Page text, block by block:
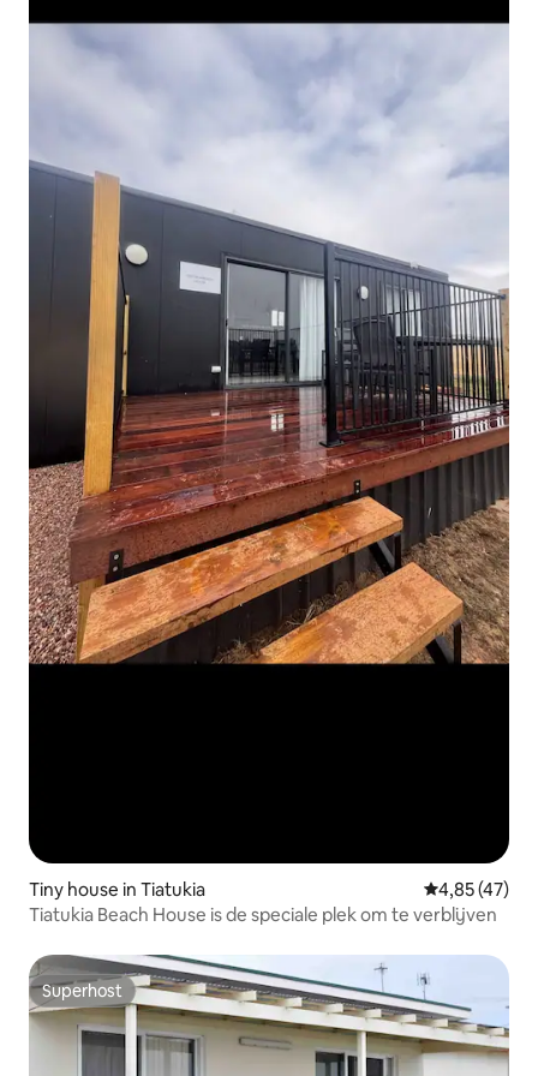
Tiny house in Tiatukia Gemiddelde
4,85 (47)
Tiatukia Beach House is de speciale plek om te verblijven
Superhost
Superhost